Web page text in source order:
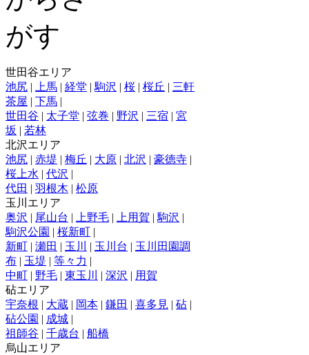
世田谷エリア
池尻 | 上馬 | 経堂 | 駒沢 | 桜 | 桜丘 | 三軒
茶屋 | 下馬 |
世田谷 | 太子堂 | 弦巻 | 野沢 | 三宿 | 宮
坂 | 若林
北沢エリア
池尻 | 赤堤 | 梅丘 | 大原 | 北沢 | 豪徳寺 |
桜上水 | 代沢 |
代田 | 羽根木 | 松原
玉川エリア
奥沢 | 尾山台 | 上野毛 | 上用賀 | 駒沢 |
駒沢公園 | 桜新町 |
新町 | 瀬田 | 玉川 | 玉川台 | 玉川田園調
布 | 玉堤 | 等々力 |
中町 | 野毛 | 東玉川 | 深沢 | 用賀
砧エリア
宇奈根 | 大蔵 | 岡本 | 鎌田 | 喜多見 | 砧 |
砧公園 | 成城 |
祖師谷 | 千歳台 | 船橋
烏山エリア